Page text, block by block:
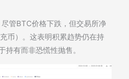
管BTC价格下跌，但交易所净
币）。这表明积累趋势仍在持
持有而非恐慌性抛售。